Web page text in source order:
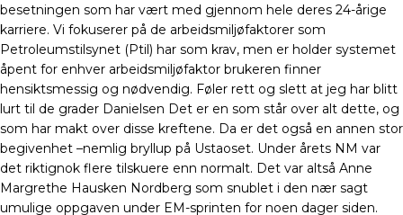
besetningen som har vært med gjennom hele deres 24-årige
karriere. Vi fokuserer på de arbeidsmiljøfaktorer som
Petroleumstilsynet (Ptil) har som krav, men er holder systemet
åpent for enhver arbeidsmiljøfaktor brukeren finner
hensiktsmessig og nødvendig. Føler rett og slett at jeg har blitt
lurt til de grader Danielsen Det er en som står over alt dette, og
som har makt over disse kreftene. Da er det også en annen stor
begivenhet –nemlig bryllup på Ustaoset. Under årets NM var
det riktignok flere tilskuere enn normalt. Det var altså Anne
Margrethe Hausken Nordberg som snublet i den nær sagt
umulige oppgaven under EM-sprinten for noen dager siden.